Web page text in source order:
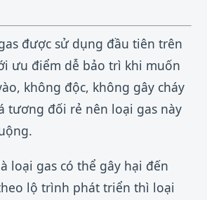
được sử dụng đầu tiên trên
ưu điểm dễ bảo trì khi muốn
không độc, không gây cháy
tương đối rẻ nên loại gas này
loại gas có thể gây hại đến
lộ trình phát triển thì loại